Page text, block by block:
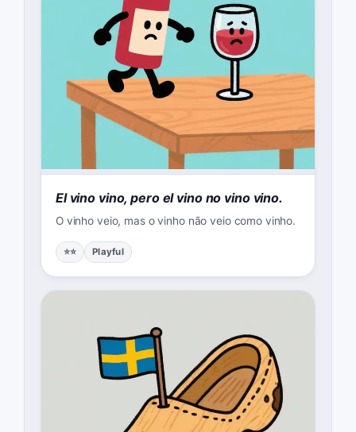
El vino vino, pero el vino no vino vino.
O vinho veio, mas o vinho não veio como vinho.
⭐⭐ Playful